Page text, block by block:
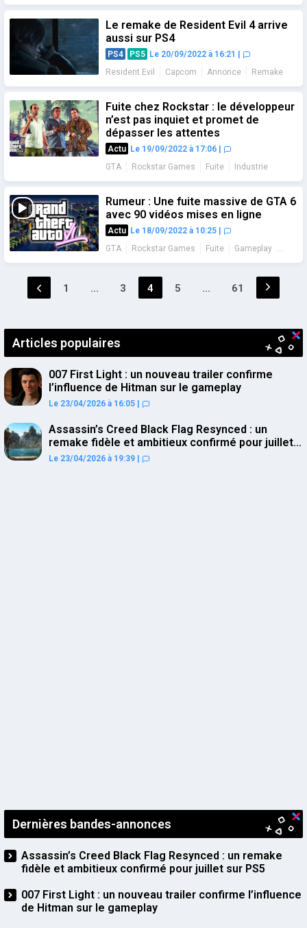
Le remake de Resident Evil 4 arrive
aussi sur PS4
PS4 PS5 Le 20/09/2022 à 16:21
Resident Evil
Capcom Annonce Remake
Fuite chez Rockstar : le développeur
n’est pas inquiet et promet de
dépasser les attentes
Actu Le 19/09/2022 à 17:06
GTA
Rockstar Games Fuite Industrie
Rumeur : Une fuite massive de GTA 6
avec 90 vidéos mises en ligne
Actu Le 18/09/2022 à 10:25
GTA
Rockstar Games Fuite
Gameplay
Rumeur
PaginationPage
1 … Page
3 Page
4 Page
5 … Page
61
Articles populaires
007 First Light : un nouveau trailer confirme
l’influence de Hitman sur le gameplay
Le 23/04/2026 à 16:05
Assassin’s Creed Black Flag Resynced : un
remake fidèle et ambitieux confirmé pour juillet
sur PS5
Le 23/04/2026 à 19:39
Dernières bandes-annonces
Assassin’s Creed Black Flag Resynced : un remake
fidèle et ambitieux confirmé pour juillet sur PS5
007 First Light : un nouveau trailer confirme l’influence
de Hitman sur le gameplay